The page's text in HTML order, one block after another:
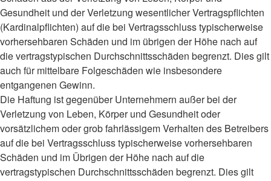
Gesundheit und der Verletzung wesentlicher Vertragspflichten
(Kardinalpflichten) auf die bei Vertragsschluss typischerweise
vorhersehbaren Schäden und im übrigen der Höhe nach auf
die vertragstypischen Durchschnittsschäden begrenzt. Dies gilt
auch für mittelbare Folgeschäden wie insbesondere
entgangenen Gewinn.
Die Haftung ist gegenüber Unternehmern außer bei der
Verletzung von Leben, Körper und Gesundheit oder
vorsätzlichem oder grob fahrlässigem Verhalten des Betreibers
auf die bei Vertragsschluss typischerweise vorhersehbaren
Schäden und im Übrigen der Höhe nach auf die
vertragstypischen Durchschnittsschäden begrenzt. Dies gilt